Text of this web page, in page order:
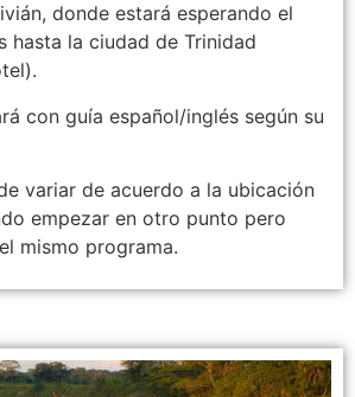
donde estará esperando el
hasta la ciudad de Trinidad
con guía español/inglés según su
variar de acuerdo a la ubicación
empezar en otro punto pero
mismo programa.